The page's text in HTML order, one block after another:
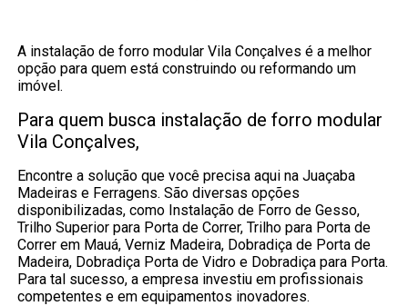
A instalação de forro modular Vila Conçalves é a melhor
opção para quem está construindo ou reformando um
imóvel.
Para quem busca instalação de forro modular
Vila Conçalves,
Encontre a solução que você precisa aqui na Juaçaba
Madeiras e Ferragens. São diversas opções
disponibilizadas, como Instalação de Forro de Gesso,
Trilho Superior para Porta de Correr, Trilho para Porta de
Correr em Mauá, Verniz Madeira, Dobradiça de Porta de
Madeira, Dobradiça Porta de Vidro e Dobradiça para Porta.
Para tal sucesso, a empresa investiu em profissionais
competentes e em equipamentos inovadores.